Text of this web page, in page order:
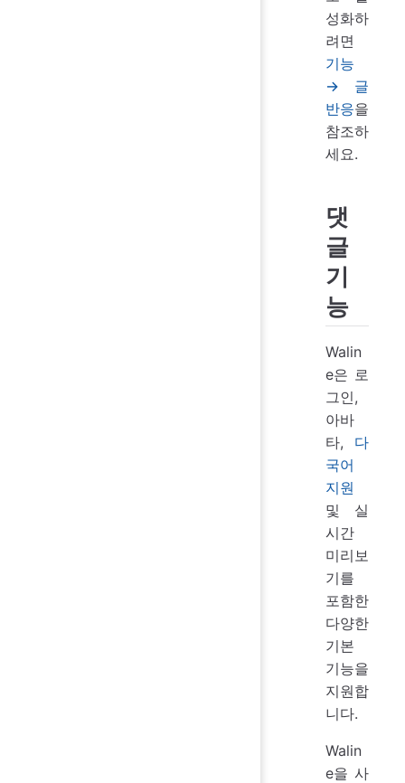
성화하
려면
기능
→ 글
반응을
참조하
세요.
댓
글
기
능
Walin
e은 로
그인,
아바
타, 다
국어
지원
및 실
시간
미리보
기를
포함한
다양한
기본
기능을
지원합
니다.
Walin
e을 사